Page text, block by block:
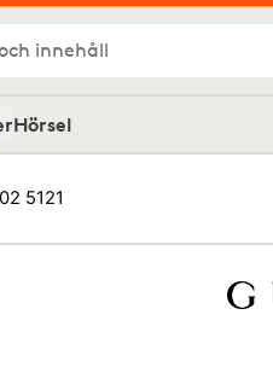
innehåll
Hörsel
5121